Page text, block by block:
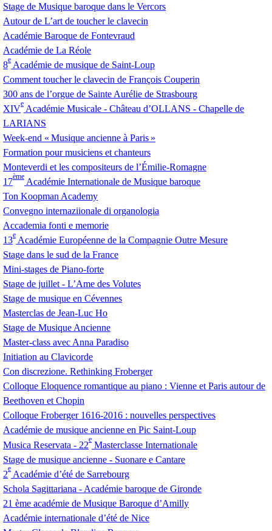
Stage de Musique baroque dans le Vercors
Autour de L’art de toucher le clavecin
Académie Baroque de Fontevraud
Académie de La Réole
8
e
Académie de musique de Saint-Loup
Comment toucher le clavecin de François Couperin
300 ans de l’orgue de Sainte Aurélie de Strasbourg
XIV
e
Académie Musicale - Château d’OLLANS - Chapelle de
LARIANS
Week-end « Musique ancienne à Paris »
Formation pour musiciens et chanteurs
Monteverdi et les compositeurs de l’Émilie-Romagne
17
ème
Académie Internationale de Musique baroque
Ton Koopman Academy
Convegno internaziionale di organologia
Accademia fonti e memorie
13
e
Académie Européenne de la Compagnie Outre Mesure
Stage dans le sud de la France
Mini-stages de Piano-forte
Stage de juillet - L’Ame des Volutes
Stage de musique en Cévennes
Masterclas de Jean-Luc Ho
Stage de Musique Ancienne
Master-class avec Anna Paradiso
Initiation au Clavicorde
Con discrezione. Rethinking Froberger
Colloque Eloquence romantique au piano : Vienne et Paris autour de
Beethoven et Chopin
Colloque Froberger 1616-2016 : nouvelles perspectives
Académie de musique ancienne en Pic Saint-Loup
Musica Reservata - 22
e
Masterclasse Internationale
Stage de musique ancienne - Suonare e Cantare
2
e
Académie d’été de Sarrebourg
Schola Sagittariana - Académie baroque de Gironde
21 ème académie de Musique Baroque d’Amilly
Académie internationale d’été de Nice